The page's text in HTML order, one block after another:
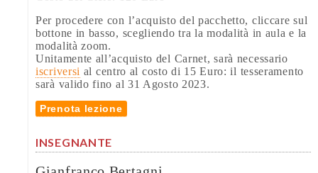
Per procedere con l’acquisto del pacchetto, cliccare sul
bottone in basso, scegliendo tra la modalità in aula e la
modalità zoom.
Unitamente all’acquisto del Carnet, sarà necessario
iscriversi al centro al costo di 15 Euro: il tesseramento
sarà valido fino al 31 Agosto 2023.
Prenota lezione
INSEGNANTE